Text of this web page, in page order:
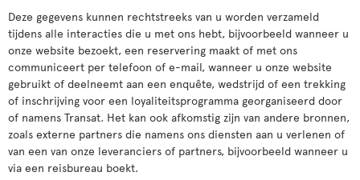
Deze gegevens kunnen rechtstreeks van u worden verzameld
tijdens alle interacties die u met ons hebt, bijvoorbeeld wanneer u
onze website bezoekt, een reservering maakt of met ons
communiceert per telefoon of e-mail, wanneer u onze website
gebruikt of deelneemt aan een enquête, wedstrijd of een trekking
of inschrijving voor een loyaliteitsprogramma georganiseerd door
of namens Transat. Het kan ook afkomstig zijn van andere bronnen,
zoals externe partners die namens ons diensten aan u verlenen of
van een van onze leveranciers of partners, bijvoorbeeld wanneer u
via een reisbureau boekt.